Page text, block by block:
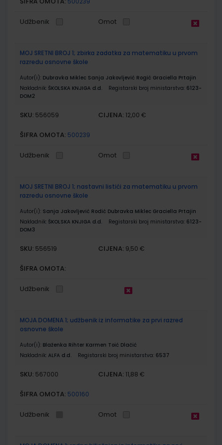
Udžbenik Omot
MOJ SRETNI BROJ 1; zbirka zadatka za matematiku u prvom
razredu osnovne škole
Autor(i): Dubravka Miklec Sanja Jakovljević Rogić Graciella Prtajin
Nakladnik: ŠKOLSKA KNJIGA d.d. Registarski broj ministarstva: 6123-
DOM2
SKU: 556059 CIJENA: 12,00 €
ŠIFRA OMOTA: 500239
Udžbenik Omot
MOJ SRETNI BROJ 1; nastavni listići za matematiku u prvom
razredu osnovne škole
Autor(i): Sanja Jakovljević Rodić Dubravka Miklec Graciella Prtajin
Nakladnik: ŠKOLSKA KNJIGA d.d. Registarski broj ministarstva: 6123-
DOM3
SKU: 556519 CIJENA: 9,50 €
ŠIFRA OMOTA:
Udžbenik
MOJA DOMENA 1; udžbenik iz informatike za prvi razred
osnovne škole
Autor(i): Blaženka Rihter Karmen Toić Dlačić
Nakladnik: ALFA d.d. Registarski broj ministarstva: 6537
SKU: 567000 CIJENA: 11,88 €
ŠIFRA OMOTA: 500160
Udžbenik Omot